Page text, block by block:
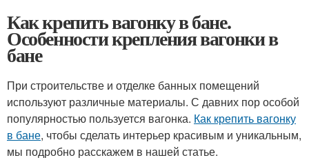
Как крепить вагонку в бане.
Особенности крепления вагонки в
бане
При строительстве и отделке банных помещений
используют различные материалы. С давних пор особой
популярностью пользуется вагонка. Как крепить вагонку
в бане, чтобы сделать интерьер красивым и уникальным,
мы подробно расскажем в нашей статье.